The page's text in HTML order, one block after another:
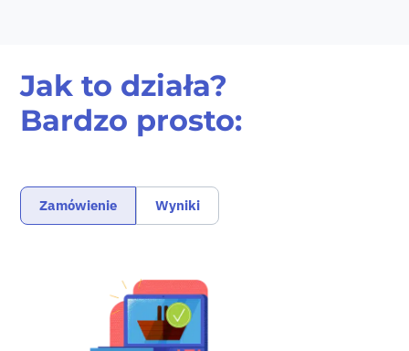
Jak to działa?
Bardzo prosto:
Zamówienie Wyniki